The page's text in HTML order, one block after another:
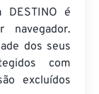
DESTINO é
dos seus
com
excluídos